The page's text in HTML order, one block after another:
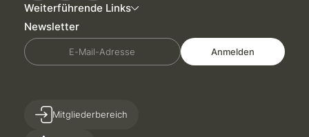
Weiterführende Links
Newsletter
E-Mail-Adresse Anmelden
Mitgliederbereich